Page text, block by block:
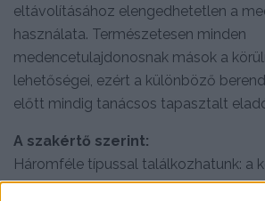
eltávolításához elengedhetetlen a
használata. Természetesen minden
medencetulajdonosnak mások a
lehetőségei, ezért a különböző
előtt mindig tanácsos tapasztalt
A szakértő szerint:
Háromféle típussal találkozhatunk: a
félautomata és a robotporszívó.